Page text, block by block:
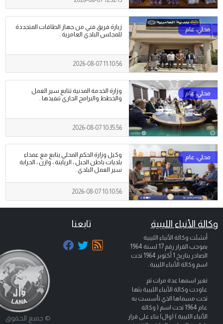
زيارة فريق فني من جهاز الطاقات المتجددة
للمجلس البلدي العامرية .
2026-08-07 11:10:56
وزارة الخدمة المدنية تتابع سير العمل
والخطط والبرامج الجاري تنفيذها .
2026-08-07 10:35:56
وكيل وزارة الحكم المحلي يتابع مع عمداء
بلديات باطن الجبل ، الرياينة ، وازن ، الحرابة
سير العمل البلدي .
2026-08-07 10:10:56
وكالة الأنباء الليبية
أنشئت وكالة الأنباء الليبية
بموجب القرار رقم 17 لسنة 1964
الصادر بتاريخ 1 أكتوبر 1964
تحت
اسم وكالة الأنباء الليبية .
تغير اسمها عدة مرات ثم
عاودت وكالة الأنباء الليبية بثها
تحت مسماها الذي تأسست به
عام 1964 تحت اسم ( وكالة
الأنباء الليبية ) (وال) بناء على قرار
تابعنا
© جميع الحقوق